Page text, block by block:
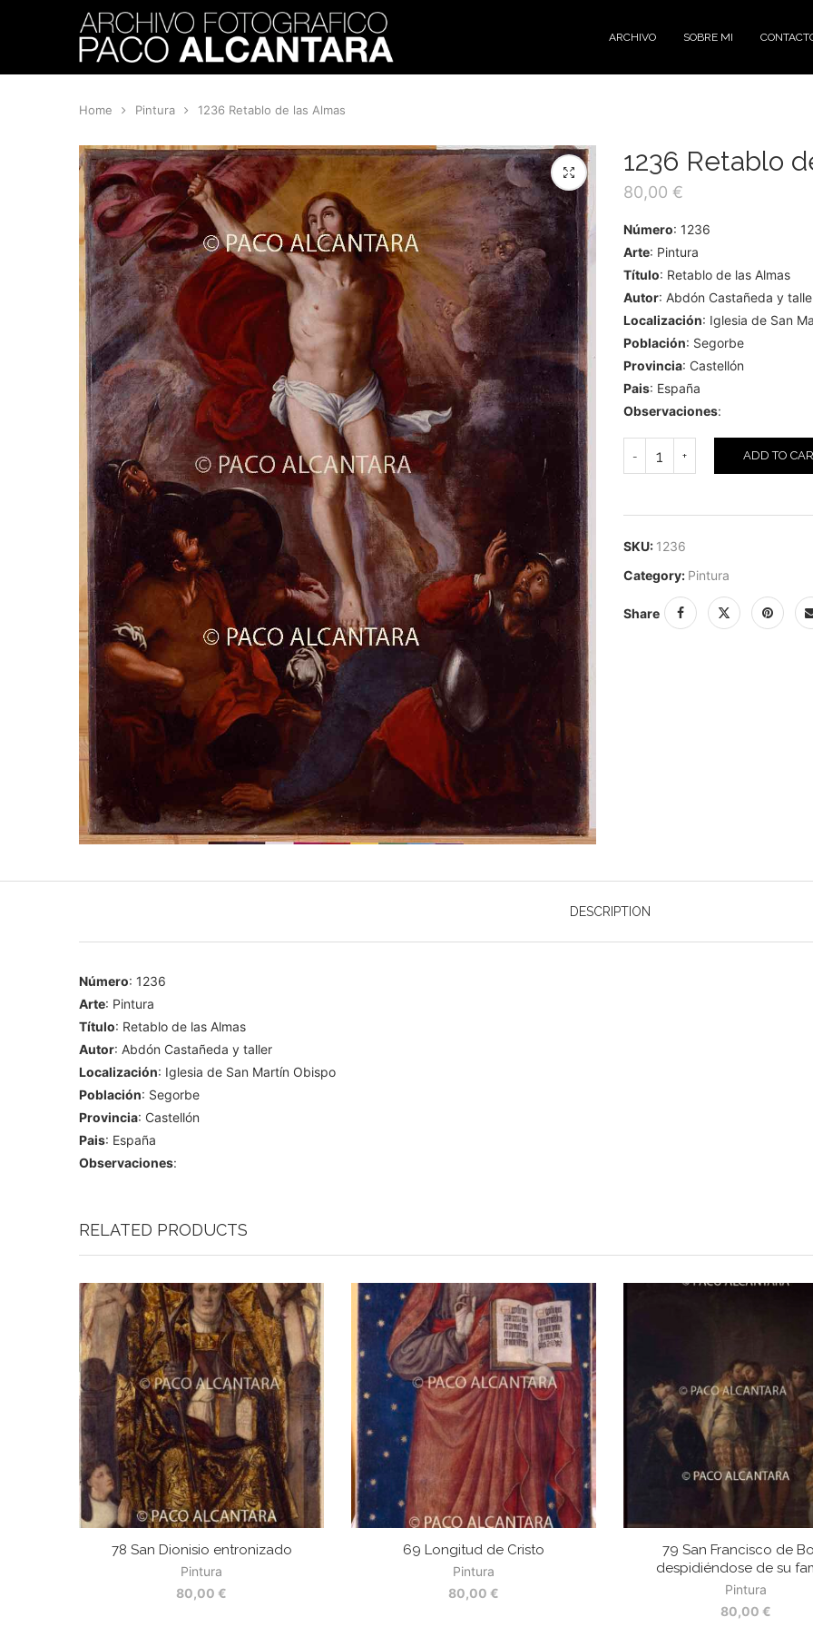
ARCHIVO SOBRE MI
Home Pintura 1236 Retablo de las Almas
1236 Retablo
80,00 €
Número: 1236
Arte: Pintura
Título: Retablo de las Almas
Autor: Abdón Castañeda y
Localización: Iglesia de San
Población: Segorbe
Provincia: Castellón
Pais: España
Observaciones:
ADD TO
SKU: 1236
Category: Pintura
Share
DESCRIPTION
Número: 1236
Arte: Pintura
Título: Retablo de las Almas
Autor: Abdón Castañeda y taller
Localización: Iglesia de San Martín Obispo
Población: Segorbe
Provincia: Castellón
Pais: España
Observaciones:
RELATED PRODUCTS
78 San Dionisio entronizado
Pintura
80,00 €
69 Longitud de Cristo
Pintura
80,00 €
79 San Francisco de
despidiéndose de su
Pintura
80,00 €